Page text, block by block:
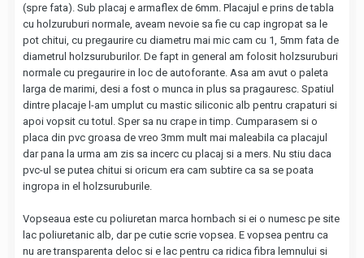
(spre fata). Sub placaj e armaflex de 6mm. Placajul e prins de tabla
cu holzuruburi normale, aveam nevoie sa fie cu cap ingropat sa le
pot chitui, cu pregaurire cu diametru mai mic cam cu 1, 5mm fata de
diametrul holzsuruburilor. De fapt in general am folosit holzsuruburi
normale cu pregaurire in loc de autoforante. Asa am avut o paleta
larga de marimi, desi a fost o munca in plus sa pragauresc. Spatiul
dintre placaje l-am umplut cu mastic siliconic alb pentru crapaturi si
apoi vopsit cu totul. Sper sa nu crape in timp. Cumparasem si o
placa din pvc groasa de vreo 3mm mult mai maleabila ca placajul
dar pana la urma am zis sa incerc cu placaj si a mers. Nu stiu daca
pvc-ul se putea chitui si oricum era cam subtire ca sa se poata
ingropa in el holzsuruburile.
Vopseaua este cu poliuretan marca hornbach si ei o numesc pe site
lac poliuretanic alb, dar pe cutie scrie vopsea. E vopsea pentru ca
nu are transparenta deloc si e lac pentru ca ridica fibra lemnului si